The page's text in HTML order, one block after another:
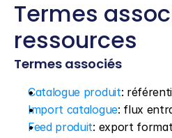
Termes
ressources
Termes associés
Catalogue produit:
Import catalogue: flux
Feed produit: export